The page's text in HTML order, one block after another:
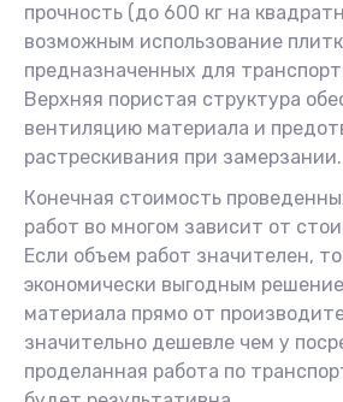
прочность (до 600 кг на
возможным использование
предназначенных для
Верхняя пористая структура
вентиляцию материала и
растрескивания при замерзании.
Конечная стоимость
работ во многом зависит от
Если объем работ значителен,
экономически выгодным
материала прямо от
значительно дешевле чем у
проделанная работа по